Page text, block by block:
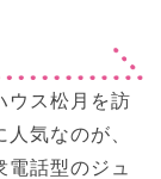
ウス松月を訪
人気なのが、
電話型のジュ